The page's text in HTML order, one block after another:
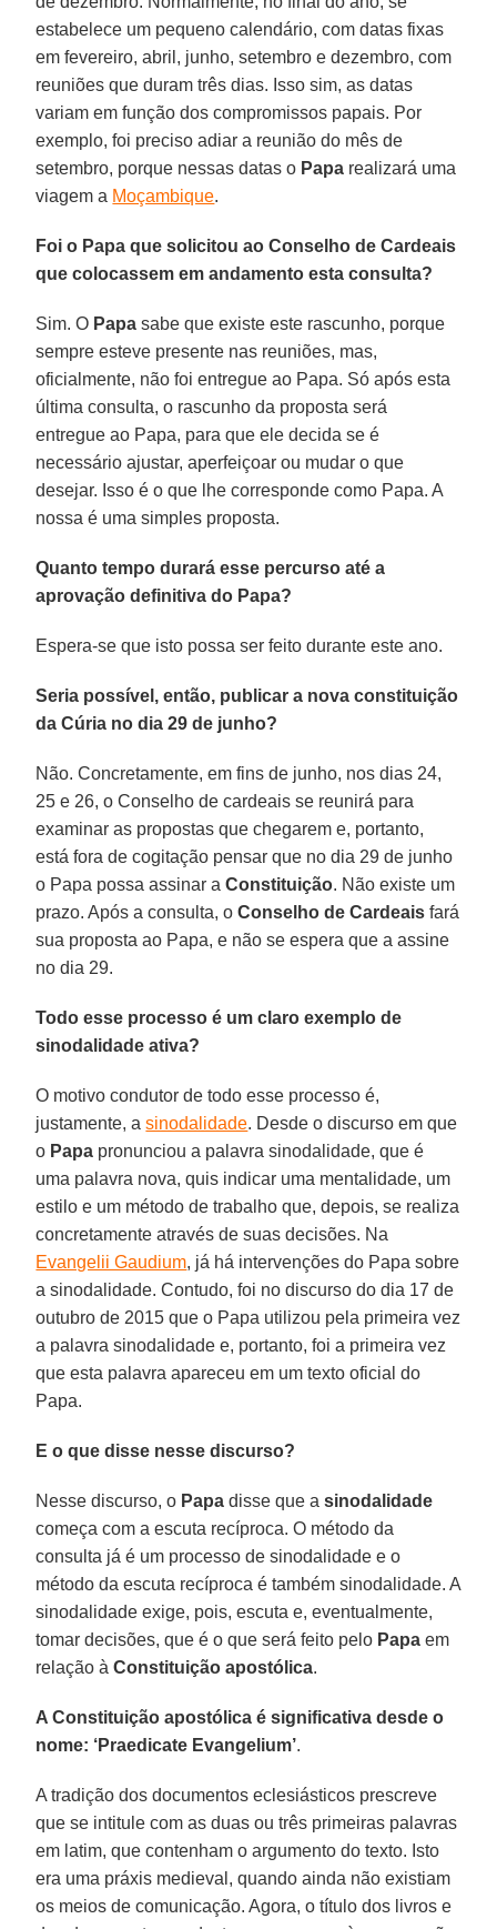
estabelece um pequeno calendário, com datas fixas
em fevereiro, abril, junho, setembro e dezembro, com
reuniões que duram três dias. Isso sim, as datas
variam em função dos compromissos papais. Por
exemplo, foi preciso adiar a reunião do mês de
setembro, porque nessas datas o Papa realizará uma
viagem a Moçambique.
Foi o Papa que solicitou ao Conselho de Cardeais
que colocassem em andamento esta consulta?
Sim. O Papa sabe que existe este rascunho, porque
sempre esteve presente nas reuniões, mas,
oficialmente, não foi entregue ao Papa. Só após esta
última consulta, o rascunho da proposta será
entregue ao Papa, para que ele decida se é
necessário ajustar, aperfeiçoar ou mudar o que
desejar. Isso é o que lhe corresponde como Papa. A
nossa é uma simples proposta.
Quanto tempo durará esse percurso até a
aprovação definitiva do Papa?
Espera-se que isto possa ser feito durante este ano.
Seria possível, então, publicar a nova constituição
da Cúria no dia 29 de junho?
Não. Concretamente, em fins de junho, nos dias 24,
25 e 26, o Conselho de cardeais se reunirá para
examinar as propostas que chegarem e, portanto,
está fora de cogitação pensar que no dia 29 de junho
o Papa possa assinar aConstituição. Não existe um
prazo. Após a consulta, oConselho de Cardeais fará
sua proposta ao Papa, e não se espera que a assine
no dia 29.
Todo esse processo é um claro exemplo de
sinodalidade ativa?
O motivo condutor de todo esse processo é,
justamente, asinodalidade. Desde o discurso em que
o Papa pronunciou a palavra sinodalidade, que é
uma palavra nova, quis indicar uma mentalidade, um
estilo e um método de trabalho que, depois, se realiza
concretamente através de suas decisões. Na
Evangelii Gaudium, já há intervenções do Papa sobre
a sinodalidade. Contudo, foi no discurso do dia 17 de
outubro de 2015 que o Papa utilizou pela primeira vez
a palavra sinodalidade e, portanto, foi a primeira vez
que esta palavra apareceu em um texto oficial do
Papa.
E o que disse nesse discurso?
Nesse discurso, o Papa disse que asinodalidade
começa com a escuta recíproca. O método da
consulta já é um processo de sinodalidade e o
método da escuta recíproca é também sinodalidade. A
sinodalidade exige, pois, escuta e, eventualmente,
tomar decisões, que é o que será feito pelo Papa em
relação àConstituição apostólica.
A Constituição apostólica é significativa desde o
nome: ‘Praedicate Evangelium’.
A tradição dos documentos eclesiásticos prescreve
que se intitule com as duas ou três primeiras palavras
em latim, que contenham o argumento do texto. Isto
era uma práxis medieval, quando ainda não existiam
os meios de comunicação. Agora, o título dos livros e